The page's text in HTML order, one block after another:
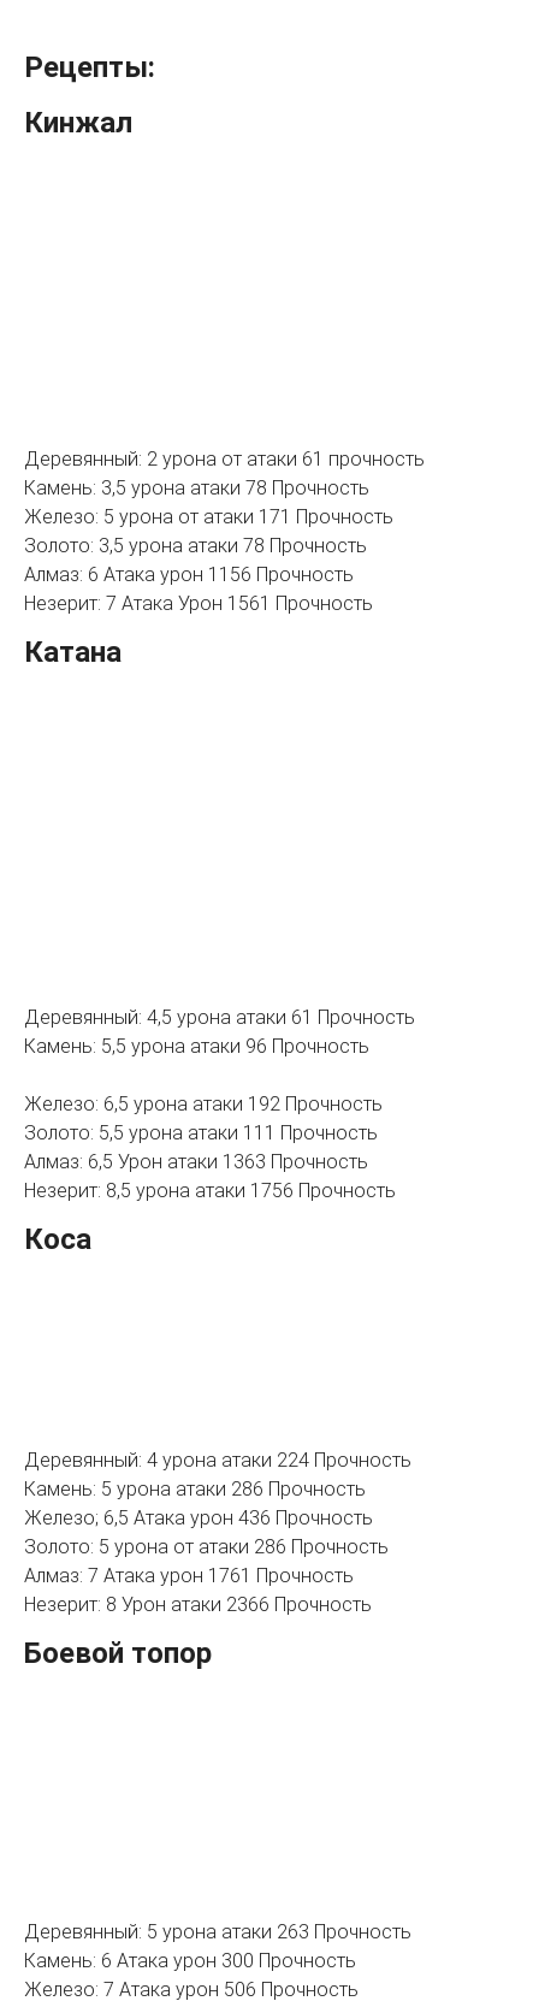
Рецепты:
Кинжал
Деревянный: 2 урона от атаки 61 прочность
Камень: 3,5 урона атаки 78 Прочность
Железо: 5 урона от атаки 171 Прочность
Золото: 3,5 урона атаки 78 Прочность
Алмаз: 6 Атака урон 1156 Прочность
Незерит: 7 Атака Урон 1561 Прочность
Катана
Деревянный: 4,5 урона атаки 61 Прочность
Камень: 5,5 урона атаки 96 Прочность
Железо: 6,5 урона атаки 192 Прочность
Золото: 5,5 урона атаки 111 Прочность
Алмаз: 6,5 Урон атаки 1363 Прочность
Незерит: 8,5 урона атаки 1756 Прочность
Коса
Деревянный: 4 урона атаки 224 Прочность
Камень: 5 урона атаки 286 Прочность
Железо; 6,5 Атака урон 436 Прочность
Золото: 5 урона от атаки 286 Прочность
Алмаз: 7 Атака урон 1761 Прочность
Незерит: 8 Урон атаки 2366 Прочность
Боевой топор
Деревянный: 5 урона атаки 263 Прочность
Камень: 6 Атака урон 300 Прочность
Железо: 7 Атака урон 506 Прочность